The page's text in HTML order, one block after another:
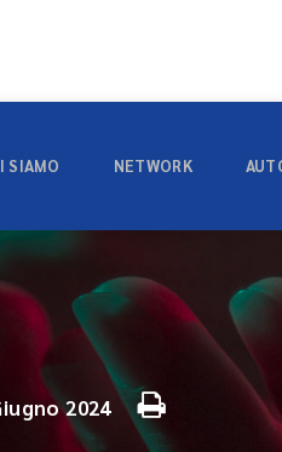
SIAMO NETWORK
2024